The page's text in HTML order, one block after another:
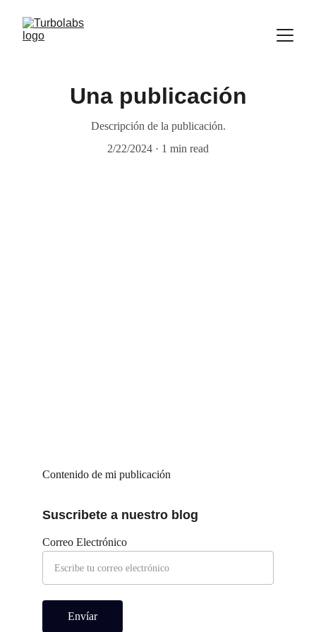
Una publicación
Descripción de la publicación.
2/22/2024
1 min read
Contenido de mi publicación
Correo Electrónico
Envíar
Suscribete a nuestro blog